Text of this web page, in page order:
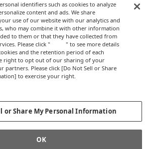
利用について
シー
2012-2026 OKAMURA CORPORATION.ALL RIGHTS
identifiers such as cookies to analyze
content and ads. We share
use of our website with our analytics and
who may combine it with other information
to them or that they have collected from
Please click "
here" to see more details
and the retention period of each
right to opt out of our sharing of your
partners. Please click [Do Not Sell or Share
to exercise your right.
or Share My Personal Information
OK